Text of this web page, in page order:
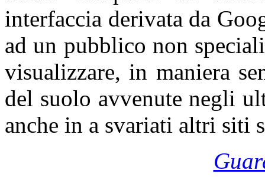
interfaccia derivata da
ad un pubblico non
visualizzare, in maniera
del suolo avvenute negli
anche in a svariati altri siti